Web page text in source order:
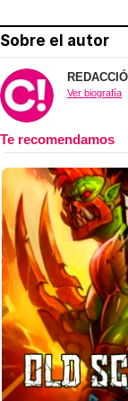
Sobre el autor
REDACCIÓ
Ver biografía